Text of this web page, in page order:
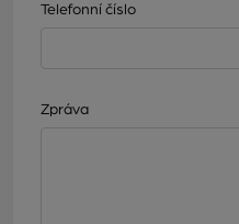
Telefonní číslo
Zpráva